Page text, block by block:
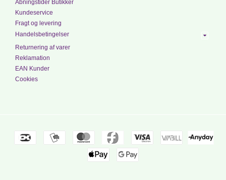
Åbningstider Butikker
Kundeservice
Fragt og levering
Handelsbetingelser
Returnering af varer
Reklamation
EAN Kunder
Cookies